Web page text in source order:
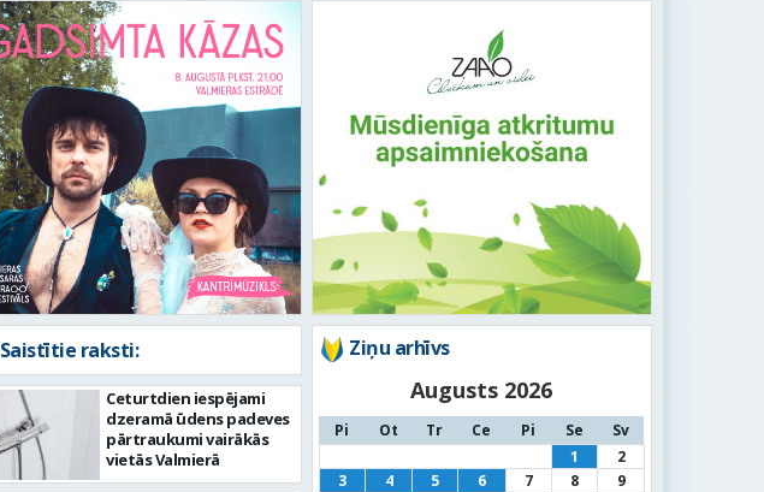
Saistītie raksti:
Ceturtdien iespējami
dzeramā ūdens padeves
pārtraukumi vairākās
vietās Valmierā
Ziņu arhīvs
Augusts 2026
Pi Ot Tr Ce Pi Se
Sv
1
2
3
4 5 6 7 8
9